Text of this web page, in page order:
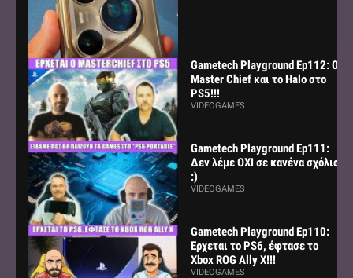
Gametech Playground Ep112: Ο
Master Chief και το Halo στο
PS5!!!
VIDEOGAMES
Gametech Playground Ep111:
Δεν λέμε ΟΧΙ σε κανένα σχόλιο
:)
VIDEOGAMES
Gametech Playground Ep110:
Ερχεται το PS6, έφτασε το
Xbox ROG Ally X!!!
VIDEOGAMES